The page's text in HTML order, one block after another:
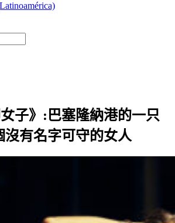
子》:巴塞隆納港的一只
沒有名字可守的女人